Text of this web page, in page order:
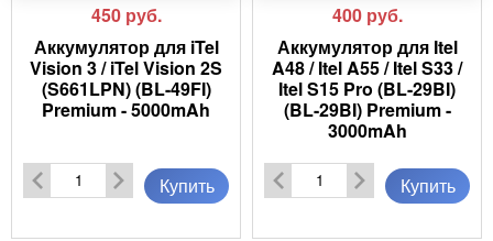
450 руб.
Аккумулятор для iTel
Vision 3 / iTel Vision 2S
(S661LPN) (BL-49FI)
Premium - 5000mAh
Купить
400 руб.
Аккумулятор для Itel
A48 / Itel A55 / Itel S33 /
Itel S15 Pro (BL-29BI)
(BL-29BI) Premium -
3000mAh
Купить